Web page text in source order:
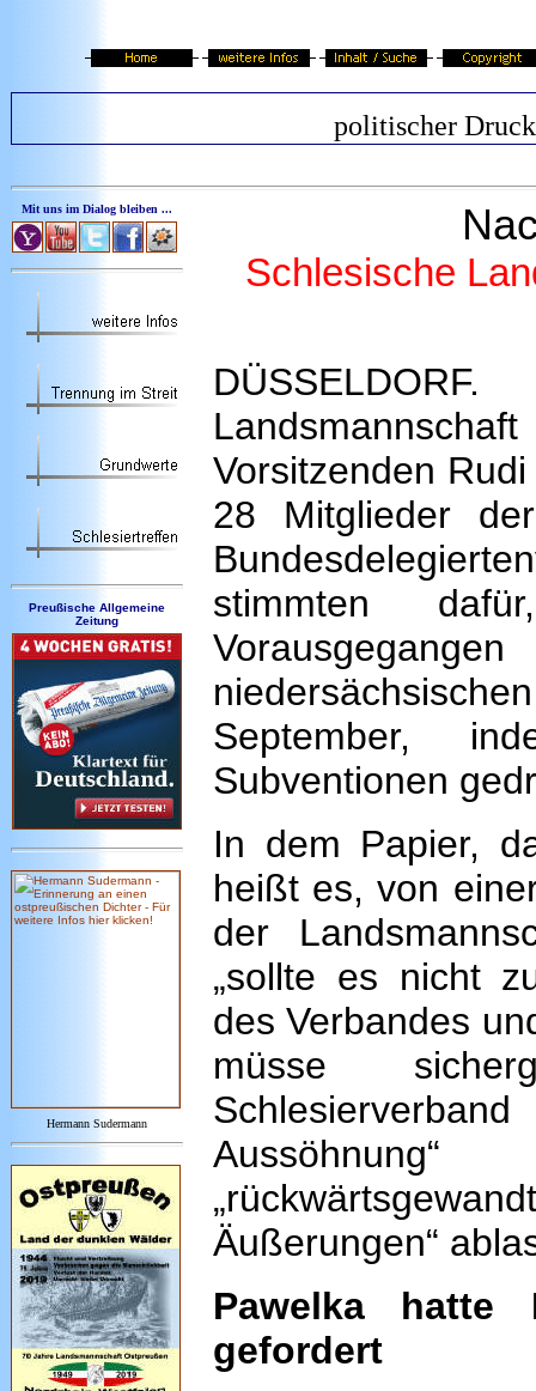
politischer Druck
Mit uns im Dialog bleiben ...
Preußische Allgemeine
Zeitung
Hermann Sudermann
Schlesische
Vorsitzenden
28 Mitglieder
stimmten
September,
Subventionen
In dem Papier,
heißt es, von
der
„sollte es nicht
des Verbandes
müsse
Äußerungen“
Pawelka hatte
gefordert